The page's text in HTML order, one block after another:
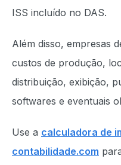
ISS incluído no DAS.
Além disso, empresas
custos de produção,
distribuição, exibição,
softwares e eventuais
Use a calculadora de
contabilidade.com